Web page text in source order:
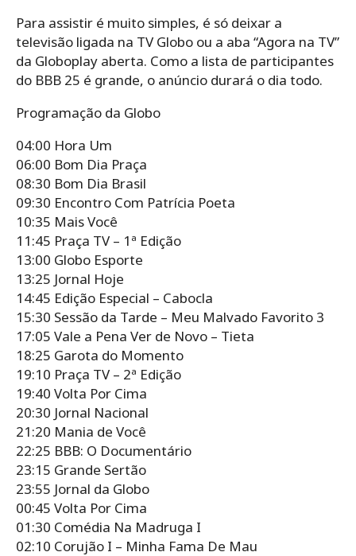
Para assistir é muito simples, é só deixar a
televisão ligada na TV Globo ou a aba “Agora na TV”
da Globoplay aberta. Como a lista de participantes
do BBB 25 é grande, o anúncio durará o dia todo.
Programação da Globo
04:00 Hora Um
06:00 Bom Dia Praça
08:30 Bom Dia Brasil
09:30 Encontro Com Patrícia Poeta
10:35 Mais Você
11:45 Praça TV – 1ª Edição
13:00 Globo Esporte
13:25 Jornal Hoje
14:45 Edição Especial – Cabocla
15:30 Sessão da Tarde – Meu Malvado Favorito 3
17:05 Vale a Pena Ver de Novo – Tieta
18:25 Garota do Momento
19:10 Praça TV – 2ª Edição
19:40 Volta Por Cima
20:30 Jornal Nacional
21:20 Mania de Você
22:25 BBB: O Documentário
23:15 Grande Sertão
23:55 Jornal da Globo
00:45 Volta Por Cima
01:30 Comédia Na Madruga I
02:10 Corujão I – Minha Fama De Mau